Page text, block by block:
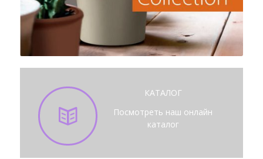
КАТАЛОГ
Посмотреть наш онлайн
каталог